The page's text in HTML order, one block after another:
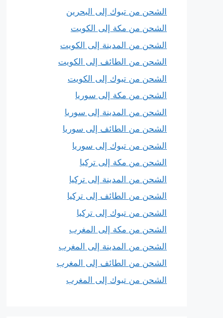
الشحن من تبوك إلى البحرين
الشحن من مكة إلى الكويت
الشحن من المدينة إلى الكويت
الشحن من الطائف إلى الكويت
الشحن من تبوك إلى الكويت
الشحن من مكة إلى سوريا
الشحن من المدينة إلى سوريا
الشحن من الطائف إلى سوريا
الشحن من تبوك إلى سوريا
الشحن من مكة إلى تركيا
الشحن من المدينة إلى تركيا
الشحن من الطائف إلى تركيا
الشحن من تبوك إلى تركيا
الشحن من مكة إلى المغرب
الشحن من المدينة إلى المغرب
الشحن من الطائف إلى المغرب
الشحن من تبوك إلى المغرب